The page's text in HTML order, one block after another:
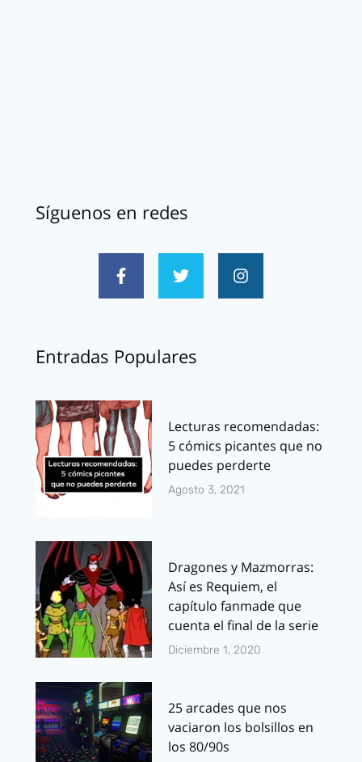
Síguenos en redes
Entradas Populares
Lecturas recomendadas:
5 cómics picantes que no
puedes perderte
Agosto 3, 2021
Dragones y Mazmorras:
Así es Requiem, el
capítulo fanmade que
cuenta el final de la serie
Diciembre 1, 2020
25 arcades que nos
vaciaron los bolsillos en
los 80/90s